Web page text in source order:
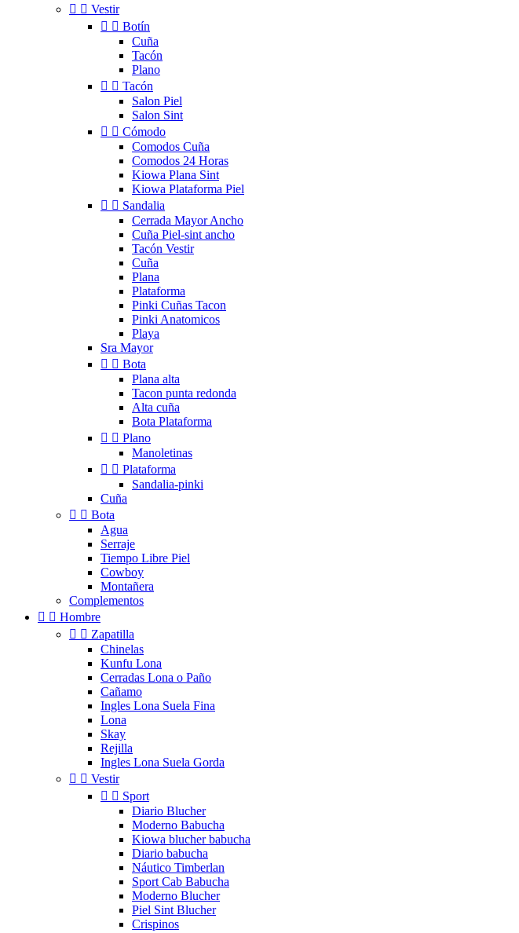
  Vestir
  Botín
Cuña
Tacón
Plano
  Tacón
Salon Piel
Salon Sint
  Cómodo
Comodos Cuña
Comodos 24 Horas
Kiowa Plana Sint
Kiowa Plataforma Piel
  Sandalia
Cerrada Mayor Ancho
Cuña Piel-sint ancho
Tacón Vestir
Cuña
Plana
Plataforma
Pinki Cuñas Tacon
Pinki Anatomicos
Playa
Sra Mayor
  Bota
Plana alta
Tacon punta redonda
Alta cuña
Bota Plataforma
  Plano
Manoletinas
  Plataforma
Sandalia-pinki
Cuña
  Bota
Agua
Serraje
Tiempo Libre Piel
Cowboy
Montañera
Complementos
  Hombre
  Zapatilla
Chinelas
Kunfu Lona
Cerradas Lona o Paño
Cañamo
Ingles Lona Suela Fina
Lona
Skay
Rejilla
Ingles Lona Suela Gorda
  Vestir
  Sport
Diario Blucher
Moderno Babucha
Kiowa blucher babucha
Diario babucha
Náutico Timberlan
Sport Cab Babucha
Moderno Blucher
Piel Sint Blucher
Crispinos